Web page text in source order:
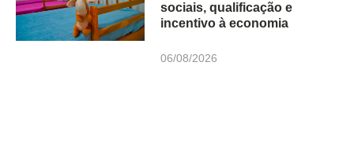
sociais, qualificação e
incentivo à economia
06/08/2026